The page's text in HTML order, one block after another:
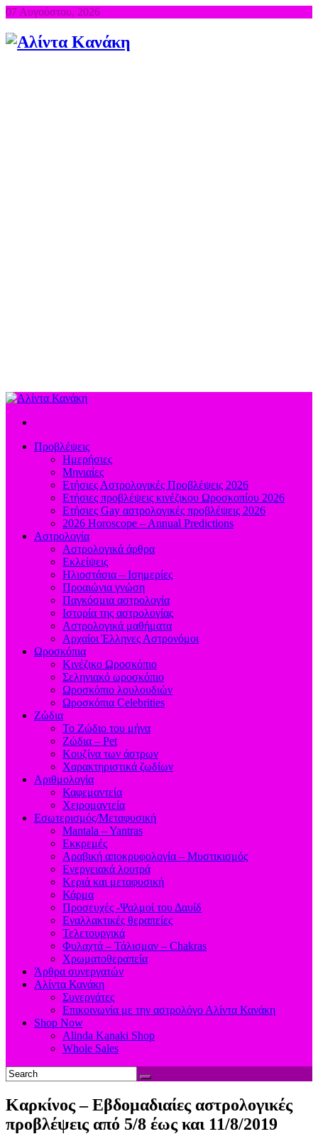
07 Αυγούστου, 2026
Προβλέψεις
Ημερήσιες
Μηνιαίες
Ετήσιες Αστρολογικές Προβλέψεις 2026
Ετήσιες προβλέψεις κινέζικου Ωροσκοπίου 2026
Ετήσιες Gay αστρολογικές προβλέψεις 2026
2026 Horoscope – Annual Predictions
Αστρολογία
Αστρολογικά άρθρα
Εκλείψεις
Ηλιοστάσια – Ισημερίες
Προαιώνια γνώση
Παγκόσμια αστρολογία
Ιστορία της αστρολογίας
Aστρολογικά μαθήματα
Aρχαίοι Έλληνες Αστρονόμοι
Ωροσκόπια
Κινέζικο Ωροσκόπιο
Σεληνιακό ωροσκόπιο
Ωροσκόπιο λουλουδιών
Ωροσκόπια Celebrities
Ζώδια
Το Ζώδιο του μήνα
Ζώδια – Pet
Κουζίνα των άστρων
Χαρακτηριστικά ζωδίων
Αριθμολογία
Καφεμαντεία
Χειρομαντεία
Εσωτερισμός/Μεταφυσική
Mantala – Yantras
Εκκρεμές
Αραβική αποκρυφολογία – Μυστικισμός
Ενεργειακά λουτρά
Κεριά και μεταφυσική
Κάρμα
Προσευχές -Ψαλμοί του Δαυίδ
Εναλλακτικές θεραπείες
Τελετουργικά
Φυλαχτά – Τάλισμαν – Chakras
Χρωματοθεραπεία
Άρθρα συνεργατών
Αλίντα Κανάκη
Συνεργάτες
Επικοινωνία με την αστρολόγο Αλίντα Κανάκη
Shop Now
Alinda Kanaki Shop
Whole Sales
Καρκίνος – Εβδομαδιαίες αστρολογικές
προβλέψεις από 5/8 έως και 11/8/2019